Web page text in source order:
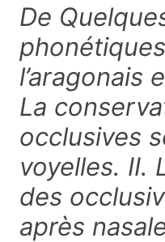
De
l’aragonais
La
occlusives
voyelles. II.
des
après